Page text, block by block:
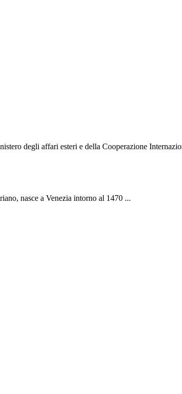
degli affari esteri e della Cooperazione
nasce a Venezia intorno al 1470 ...